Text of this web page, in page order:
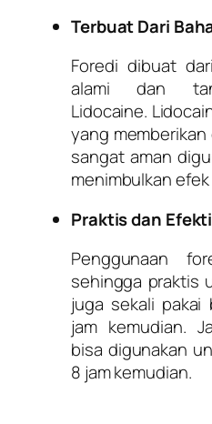
Terbuat Dari
Foredi dibuat
alami dan
Lidocaine.
yang memberikan
sangat aman
menimbulkan
Praktis dan
Penggunaan
sehingga praktis
juga sekali pakai
jam kemudian.
bisa digunakan
8 jam kemudian.